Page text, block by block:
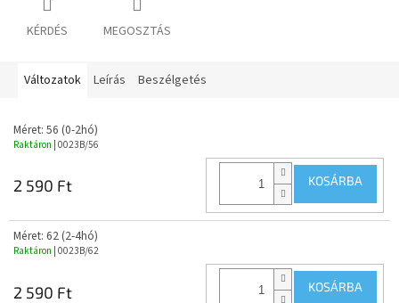
KÉRDÉS MEGOSZTÁS
Változatok Leírás Beszélgetés
Méret: 56 (0-2hó)
Raktáron | 0023B/56
2 590 Ft KOSÁRBA
Méret: 62 (2-4hó)
Raktáron | 0023B/62
2 590 Ft KOSÁRBA